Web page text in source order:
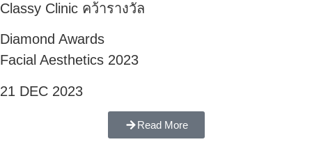
Classy Clinic คว้ารางวัล
Diamond Awards
Facial Aesthetics 2023
21 DEC 2023
Read More